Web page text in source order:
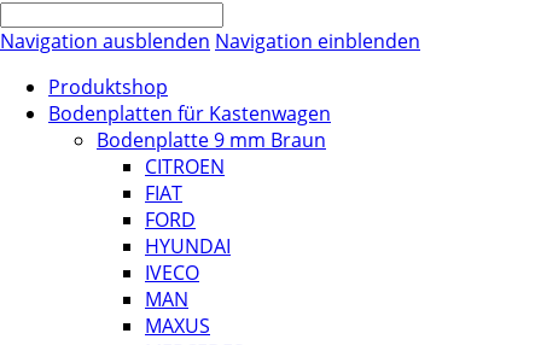
Navigation ausblenden Navigation einblenden
Produktshop
Bodenplatten für Kastenwagen
Bodenplatte 9 mm Braun
CITROEN
FIAT
FORD
HYUNDAI
IVECO
MAN
MAXUS